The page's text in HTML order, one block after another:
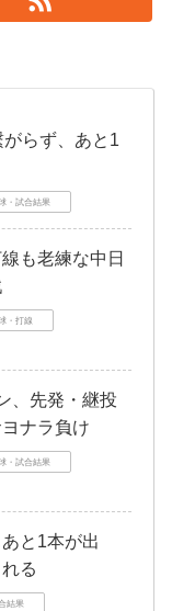
らず、あと1
・試合結果
も老練な中日
・打線
、先発・継投
ナラ負け
・試合結果
と1本が出
る
結果